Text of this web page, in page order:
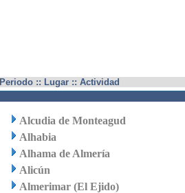
Periodo :: Lugar :: Actividad
Alcudia de Monteagud
Alhabia
Alhama de Almería
Alicún
Almerimar (El Ejido)